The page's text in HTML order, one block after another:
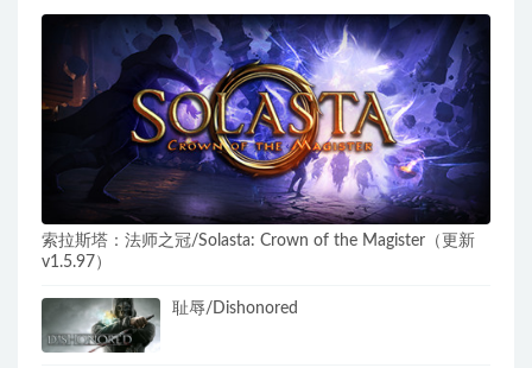
索拉斯塔：法师之冠/Solasta: Crown of the Magister（更新
v1.5.97）
耻辱/Dishonored